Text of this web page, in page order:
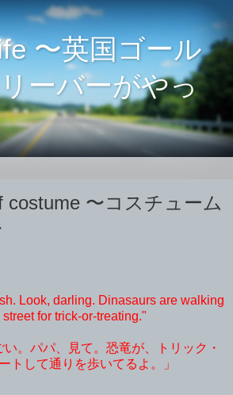
〜英国ゴール
ーバーがやっ
costume 〜コスチューム
Look, darling. Dinasaurs are walking
street for trick-or-treating."
。パパ、見て。恐竜が、トリック・
トして通りを歩いてるよ。」